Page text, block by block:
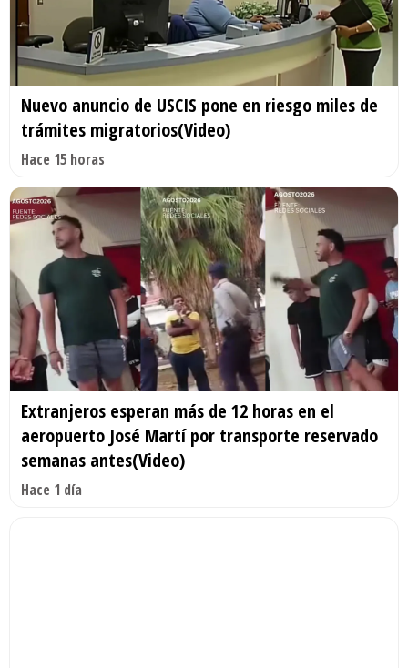
Nuevo anuncio de USCIS pone en riesgo miles de
trámites migratorios(Video)
Hace 15 horas
Extranjeros esperan más de 12 horas en el
aeropuerto José Martí por transporte reservado
semanas antes(Video)
Hace 1 día